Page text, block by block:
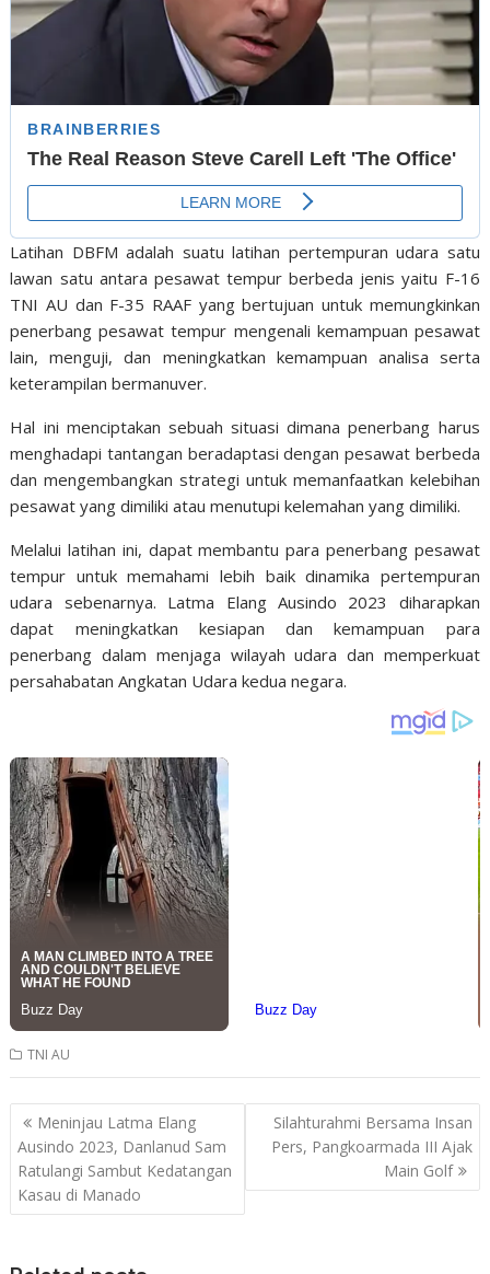
Latihan DBFM adalah suatu latihan pertempuran udara satu
lawan satu antara pesawat tempur berbeda jenis yaitu F-16
TNI AU dan F-35 RAAF yang bertujuan untuk memungkinkan
penerbang pesawat tempur mengenali kemampuan pesawat
lain, menguji, dan meningkatkan kemampuan analisa serta
keterampilan bermanuver.
Hal ini menciptakan sebuah situasi dimana penerbang harus
menghadapi tantangan beradaptasi dengan pesawat berbeda
dan mengembangkan strategi untuk memanfaatkan kelebihan
pesawat yang dimiliki atau menutupi kelemahan yang dimiliki.
Melalui latihan ini, dapat membantu para penerbang pesawat
tempur untuk memahami lebih baik dinamika pertempuran
udara sebenarnya. Latma Elang Ausindo 2023 diharapkan
dapat meningkatkan kesiapan dan kemampuan para
penerbang dalam menjaga wilayah udara dan memperkuat
persahabatan Angkatan Udara kedua negara.
TNI AU
Post
navigation
Meninjau Latma Elang
Ausindo 2023, Danlanud Sam
Ratulangi Sambut Kedatangan
Kasau di Manado
Silahturahmi Bersama Insan
Pers, Pangkoarmada III Ajak
Main Golf